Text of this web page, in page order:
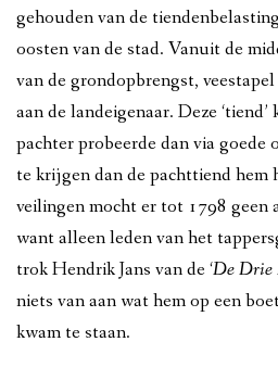
gehouden van de
oosten van de stad. Vanuit de
van de grondopbrengst,
aan de landeigenaar. Deze
pachter probeerde dan via goede
te krijgen dan de pachttiend hem
veilingen mocht er tot 1798 geen
want alleen leden van het
trok Hendrik Jans van de ‘De Drie
niets van aan wat hem op een
kwam te staan.